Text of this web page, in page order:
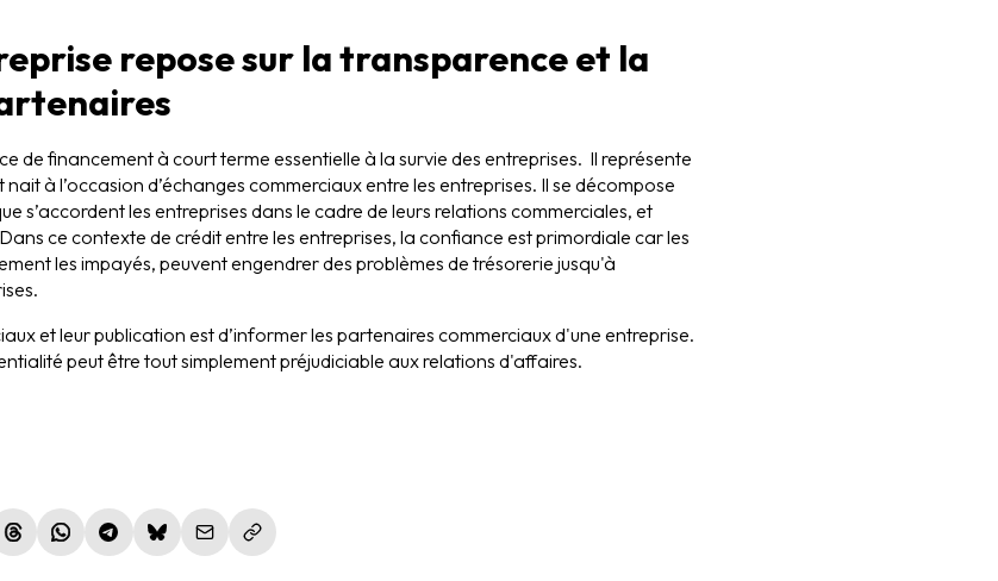
repose sur la transparence et la
de financement à court terme essentielle à la survie des entreprises. Il représente
à l’occasion d’échanges commerciaux entre les entreprises. Il se décompose
s’accordent les entreprises dans le cadre de leurs relations commerciales, et
ce contexte de crédit entre les entreprises, la confiance est primordiale car les
les impayés, peuvent engendrer des problèmes de trésorerie jusqu'à
et leur publication est d’informer les partenaires commerciaux d'une entreprise.
peut être tout simplement préjudiciable aux relations d'affaires.
fenêtre)
(nouvelle fenêtre)
(nouvelle fenêtre)
(nouvelle fenêtre)
(nouvelle fenêtre)